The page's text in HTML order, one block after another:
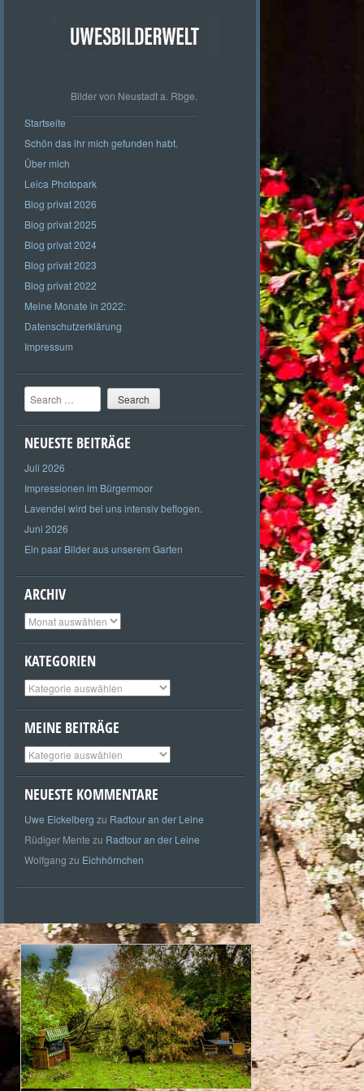
Bilder von Neustadt a. Rbge.
Startseite
Schön das ihr mich gefunden habt.
Über mich
Leica Photopark
Blog privat 2026
Blog privat 2025
Blog privat 2024
Blog privat 2023
Blog privat 2022
Meine Monate in 2022:
Datenschutzerklärung
Impressum
Search
NEUESTE BEITRÄGE
Juli 2026
Impressionen im Bürgermoor
Lavendel wird bei uns intensiv beflogen.
Juni 2026
Ein paar Bilder aus unserem Garten
ARCHIV
Archiv
KATEGORIEN
Kategorien
MEINE BEITRÄGE
Meine
Beiträge
NEUESTE KOMMENTARE
Uwe Eickelberg zu Radtour an der Leine
Rüdiger Mente zu Radtour an der Leine
Wolfgang zu Eichhörnchen